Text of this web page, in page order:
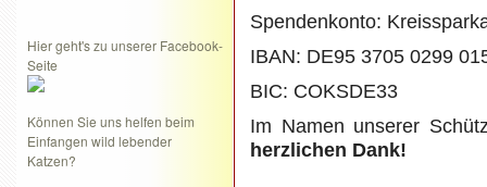
Hier geht's zu unserer Facebook-
Seite
Können Sie uns helfen beim
Einfangen wild lebender
Katzen?
Spendenkonto:
IBAN: DE95 3705 0299
BIC: COKSDE33
Im Namen unserer
herzlichen Dank!